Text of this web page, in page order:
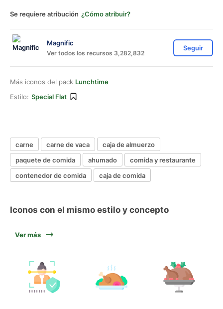
Se requiere atribución ¿Cómo atribuir?
Magnific
Ver todos los recursos 3,282,832
Seguir
Más iconos del pack Lunchtime
Estilo: Special Flat
carne carne de vaca
caja de almuerzo
paquete de comida
ahumado
comida y restaurante
contenedor de comida
caja de comida
Iconos con el mismo estilo y concepto
Ver más